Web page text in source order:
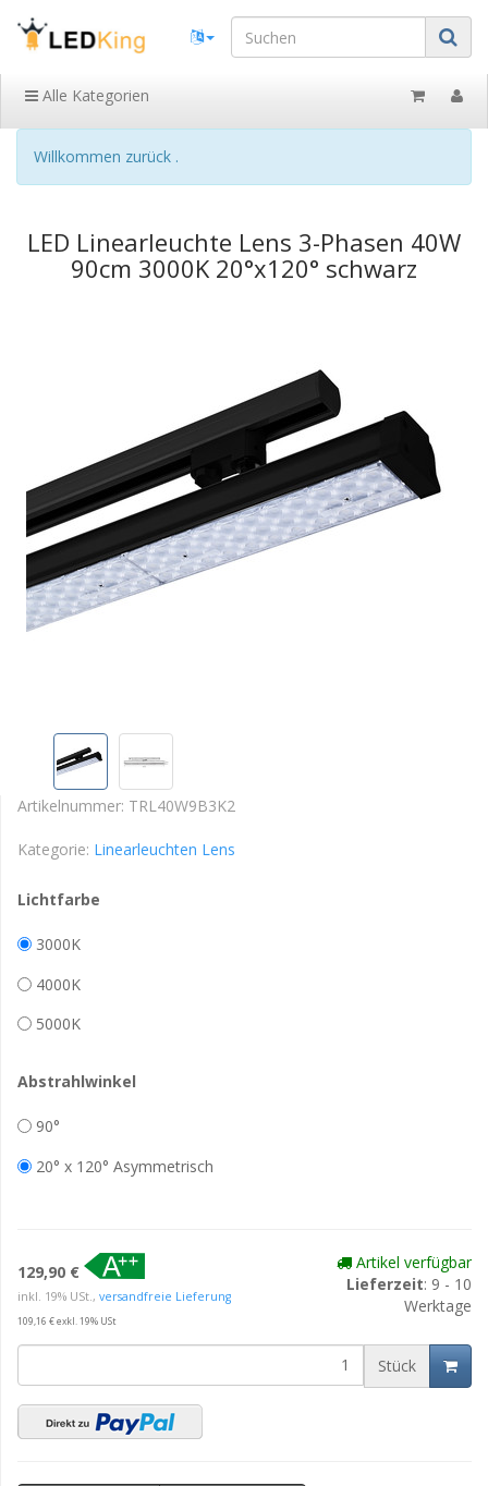
Alle Kategorien
Willkommen zurück .
LED Linearleuchte Lens 3-Phasen 40W
90cm 3000K 20°x120° schwarz
Artikelnummer: TRL40W9B3K2
Kategorie: Linearleuchten Lens
Lichtfarbe
3000K
4000K
5000K
Abstrahlwinkel
90°
20° x 120° Asymmetrisch
129,90 €
inkl. 19% USt., versandfreie Lieferung
109,16 € exkl. 19% USt
Artikel verfügbar
Lieferzeit: 9 - 10
Werktage
Stück